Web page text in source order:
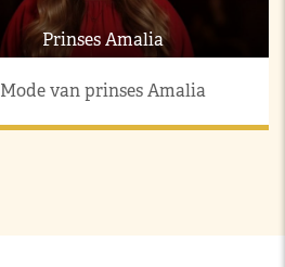
Prinses Amalia
Mode van prinses Amalia